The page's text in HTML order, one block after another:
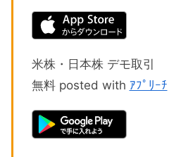
米株・日本株 デモ取引
無料 posted with ｱﾌﾟﾘｰﾁ